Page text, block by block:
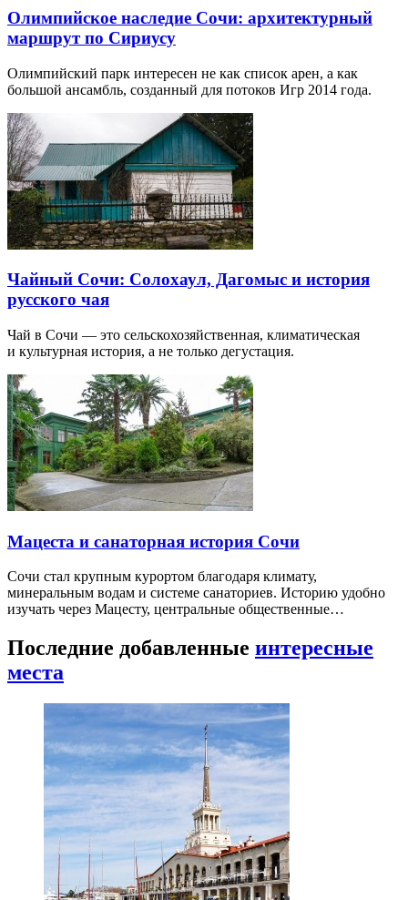
Олимпийское наследие Сочи: архитектурный
маршрут по Сириусу
Олимпийский парк интересен не как список арен, а как
большой ансамбль, созданный для потоков Игр 2014 года.
Чайный Сочи: Солохаул, Дагомыс и история
русского чая
Чай в Сочи — это сельскохозяйственная, климатическая
и культурная история, а не только дегустация.
Мацеста и санаторная история Сочи
Сочи стал крупным курортом благодаря климату,
минеральным водам и системе санаториев. Историю удобно
изучать через Мацесту, центральные общественные…
Последние добавленные интересные
места